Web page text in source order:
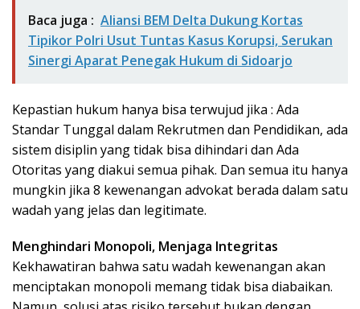
Baca juga : Aliansi BEM Delta Dukung Kortas
Tipikor Polri Usut Tuntas Kasus Korupsi, Serukan
Sinergi Aparat Penegak Hukum di Sidoarjo
Kepastian hukum hanya bisa terwujud jika : Ada
Standar Tunggal dalam Rekrutmen dan Pendidikan, ada
sistem disiplin yang tidak bisa dihindari dan Ada
Otoritas yang diakui semua pihak. Dan semua itu hanya
mungkin jika 8 kewenangan advokat berada dalam satu
wadah yang jelas dan legitimate.
Menghindari Monopoli, Menjaga Integritas
Kekhawatiran bahwa satu wadah kewenangan akan
menciptakan monopoli memang tidak bisa diabaikan.